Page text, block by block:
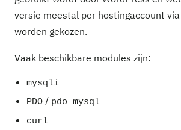
versie meestal per hostingaccount via
worden gekozen.
Vaak beschikbare modules zijn:
mysqli
PDO / pdo_mysql
curl